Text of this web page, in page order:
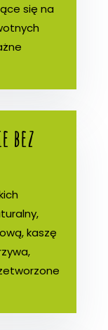
się na
bez
kaszę